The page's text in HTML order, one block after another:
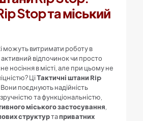
Stop та міський
можуть витримати роботу в
відпочинок чи просто
носіння в місті, але при цьому не
ЦіТактичні штани Rip
поєднують надійність
та функціональністю,
міського застосування
структуртаприватних